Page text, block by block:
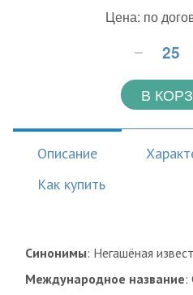
Цена: по
В
Описание
Как купить
Синонимы: Негашёная
Международное название: